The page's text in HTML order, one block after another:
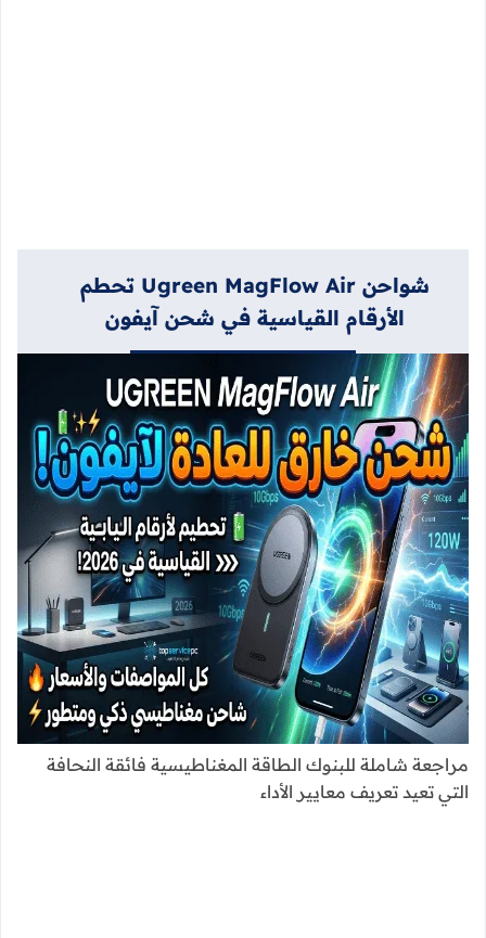
شواحن Ugreen MagFlow Air تحطم
الأرقام القياسية في شحن آيفون
مراجعة شاملة للبنوك الطاقة المغناطيسية فائقة النحافة
التي تعيد تعريف معايير الأداء